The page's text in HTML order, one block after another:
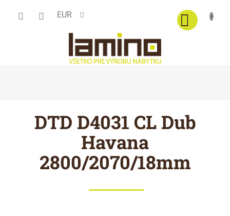
EUR
DTD D4031 CL Dub
Havana
2800/2070/18mm